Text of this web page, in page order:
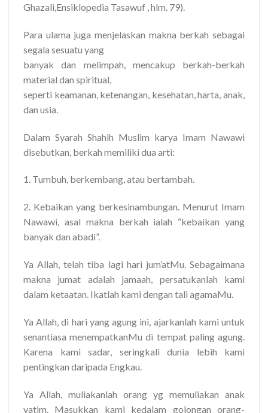
Ghazali,Ensiklopedia Tasawuf , hlm. 79).
Para ulama juga menjelaskan makna berkah sebagai
segala sesuatu yang
banyak dan melimpah, mencakup berkah-berkah
material dan spiritual,
seperti keamanan, ketenangan, kesehatan, harta, anak,
dan usia.
Dalam Syarah Shahih Muslim karya Imam Nawawi
disebutkan, berkah memiliki dua arti:
1. Tumbuh, berkembang, atau bertambah.
2. Kebaikan yang berkesinambungan. Menurut Imam
Nawawi, asal makna berkah ialah “kebaikan yang
banyak dan abadi”.
Ya Allah, telah tiba lagi hari jum’atMu. Sebagaimana
makna jumat adalah jamaah, persatukanlah kami
dalam ketaatan. Ikatlah kami dengan tali agamaMu.
Ya Allah, di hari yang agung ini, ajarkanlah kami untuk
senantiasa menempatkanMu di tempat paling agung.
Karena kami sadar, seringkali dunia lebih kami
pentingkan daripada Engkau.
Ya Allah, muliakanlah orang yg memuliakan anak
yatim. Masukkan kami kedalam golongan orang-